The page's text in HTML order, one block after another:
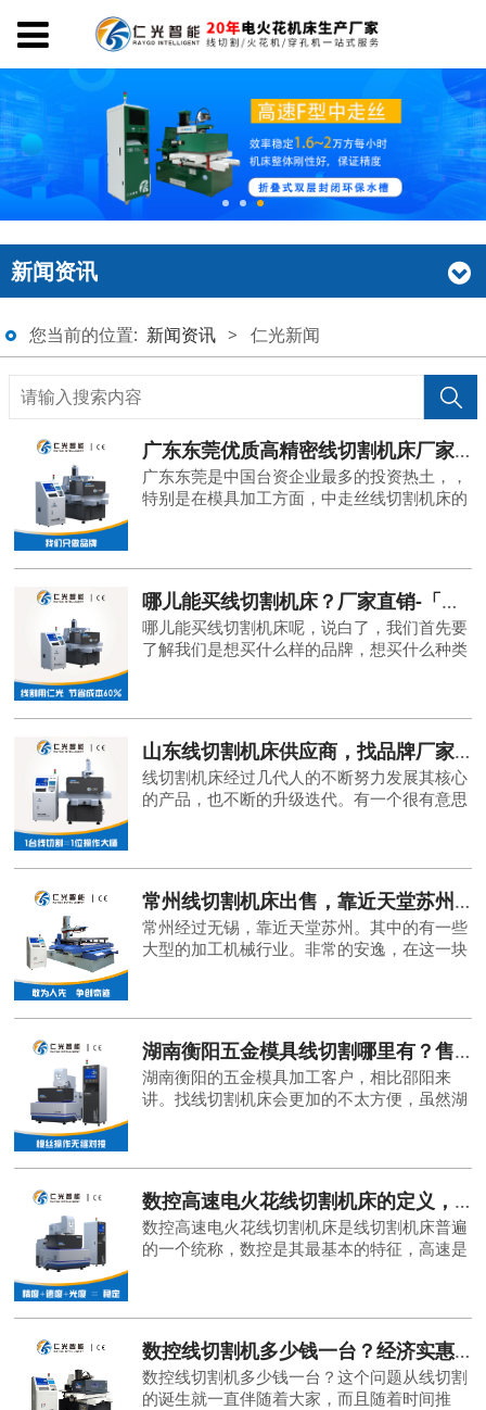
新闻资讯
您当前的位置: 新闻资讯 > 仁光新闻
广东东莞优质高精密线切割机床厂家销售价格,选 「仁光智能」
广东东莞是中国台资企业最多的投资热土，，
特别是在模具加工方面，中走丝线切割机床的
行东莞厚街机械模具展
哪儿能买线切割机床？厂家直销-「仁光智能」
哪儿能买线切割机床呢，说白了，我们首先要
了解我们是想买什么样的品牌，想买什么种类
程，这样我们就能知道哪
山东线切割机床供应商，找品牌厂家-「仁光智能」
线切割机床经过几代人的不断努力发展其核心
的产品，也不断的升级迭代。有一个很有意思
床，然后贴牌销售。市场上很多误认为其是生
是
常州线切割机床出售，靠近天堂苏州-「仁光智能」
常州经过无锡，靠近天堂苏州。其中的有一些
大型的加工机械行业。非常的安逸，在这一块
机床的厂家没有几家，
湖南衡阳五金模具线切割哪里有？售后保障-「仁光智能」
湖南衡阳的五金模具加工客户，相比邵阳来
讲。找线切割机床会更加的不太方便，虽然湖
还是想多多的咨询湖南衡阳五金模具线切割哪
割
数控高速电火花线切割机床的定义，高速稳定是关键-「仁光智能」
数控高速电火花线切割机床是线切割机床普遍
的一个统称，数控是其最基本的特征，高速是
是高速加工，能够提高
数控线切割机多少钱一台？经济实惠，好用不贵-「仁光智能」
数控线切割机多少钱一台？这个问题从线切割
的诞生就一直伴随着大家，而且随着时间推